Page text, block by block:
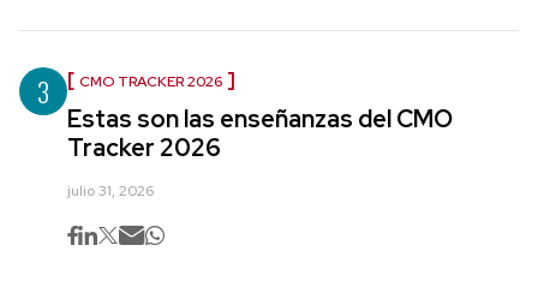
3 CMO TRACKER 2026
Estas son las enseñanzas del CMO
Tracker 2026
julio 31, 2026